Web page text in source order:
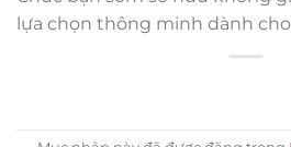
lựa chọn thông minh dành